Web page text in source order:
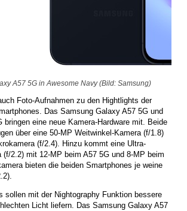
A57 5G in Awesome Navy (Bild: Samsung)
Foto-Aufnahmen zu den Hightlights der
Das Samsung Galaxy A57 5G und
bringen eine neue Kamera-Hardware mit. Beide
über eine 50-MP Weitwinkel-Kamera (f/1.8)
(f/2.4). Hinzu kommt eine Ultra-
(f/2.2) mit 12-MP beim A57 5G und 8-MP beim
bieten die beiden Smartphones je weine
sollen mit der Nightography Funktion bessere
Licht liefern. Das Samsung Galaxy A57